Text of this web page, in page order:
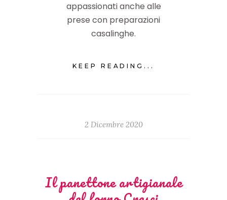
appassionati anche alle
prese con preparazioni
casalinghe.
KEEP READING...
2 Dicembre 2020
Il panettone artigianale